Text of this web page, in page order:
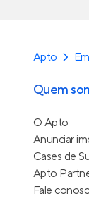
Apto
Quem
O Apto
Anunciar
Cases de
Apto
Fale